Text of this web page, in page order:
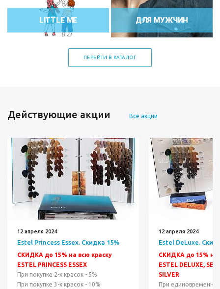
LITTLE ME ДЛЯ МУЖЧИН
ПЕРЕЙТИ В КАТАЛОГ
Действующие акции Все акции
12 апреля 2024
Estel Princess Essex. Скидка 15%
СКИДКА до 15% на всю краску
ESTEL PRINCESS ESSEX
При покупке 2-х красок - 5%
При покупке 3-х красок - 10%
12 апреля 2024
Estel DeLuxe.
СКИДКА до 15% на
ESTEL DELUXE,
SILVER
При